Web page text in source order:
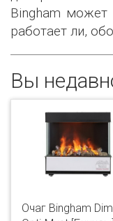
Bingham может
работает ли,
Вы
Очаг Bingham